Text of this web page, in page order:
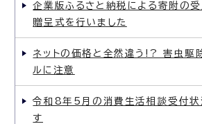
企業版ふるさと納税による寄附の
贈呈式を行いました
ネットの価格と全然違う!? 害虫駆
ルに注意
令和8年5月の消費生活相談受付状
す